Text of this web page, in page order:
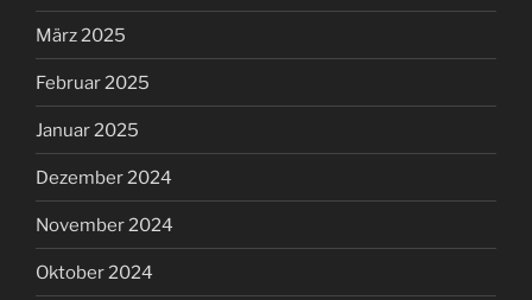
März 2025
Februar 2025
Januar 2025
Dezember 2024
November 2024
Oktober 2024